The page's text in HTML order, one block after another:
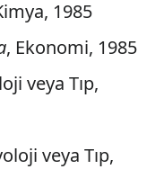
1985
, Ekonomi, 1985
veya Tıp,
veya Tıp,